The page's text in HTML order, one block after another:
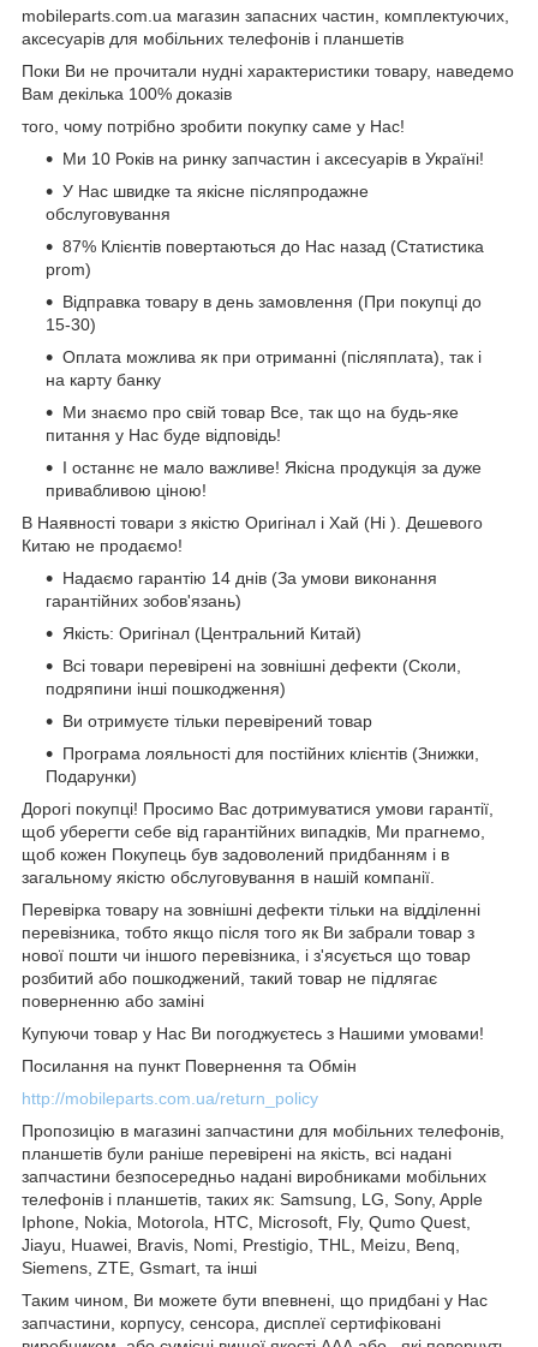
mobileparts.com.ua магазин запасних частин, комплектуючих,
аксесуарів для мобільних телефонів і планшетів
Поки Ви не прочитали нудні характеристики товару, наведемо
Вам декілька 100% доказів
того, чому потрібно зробити покупку саме у Нас!
Ми 10 Років на ринку запчастин і аксесуарів в Україні!
У Нас швидке та якісне післяпродажне
обслуговування
87% Клієнтів повертаються до Нас назад (Статистика
prom)
Відправка товару в день замовлення (При покупці до
15-30)
Оплата можлива як при отриманні (післяплата), так і
на карту банку
Ми знаємо про свій товар Все, так що на будь-яке
питання у Нас буде відповідь!
І останнє не мало важливе! Якісна продукція за дуже
привабливою ціною!
В Наявності товари з якістю Оригінал і Хай (Hi ). Дешевого
Китаю не продаємо!
Надаємо гарантію 14 днів (За умови виконання
гарантійних зобов'язань)
Якість: Оригінал (Центральний Китай)
Всі товари перевірені на зовнішні дефекти (Сколи,
подряпини інші пошкодження)
Ви отримуєте тільки перевірений товар
Програма лояльності для постійних клієнтів (Знижки,
Подарунки)
Дорогі покупці! Просимо Вас дотримуватися умови гарантії,
щоб уберегти себе від гарантійних випадків, Ми прагнемо,
щоб кожен Покупець був задоволений придбанням і в
загальному якістю обслуговування в нашій компанії.
Перевірка товару на зовнішні дефекти тільки на відділенні
перевізника, тобто якщо після того як Ви забрали товар з
нової пошти чи іншого перевізника, і з'ясується що товар
розбитий або пошкоджений, такий товар не підлягає
поверненню або заміні
Купуючи товар у Нас Ви погоджуєтесь з Нашими умовами!
Посилання на пункт Повернення та Обмін
http://mobileparts.com.ua/return_policy
Пропозицію в магазині запчастини для мобільних телефонів,
планшетів були раніше перевірені на якість, всі надані
запчастини безпосередньо надані виробниками мобільних
телефонів і планшетів, таких як: Samsung, LG, Sony, Apple
Iphone, Nokia, Motorola, HTC, Microsoft, Fly, Qumo Quest,
Jiayu, Huawei, Bravis, Nomi, Prestigio, THL, Meizu, Benq,
Siemens, ZTE, Gsmart, та інші
Таким чином, Ви можете бути впевнені, що придбані у Нас
запчастини, корпусу, сенсора, дисплеї сертифіковані